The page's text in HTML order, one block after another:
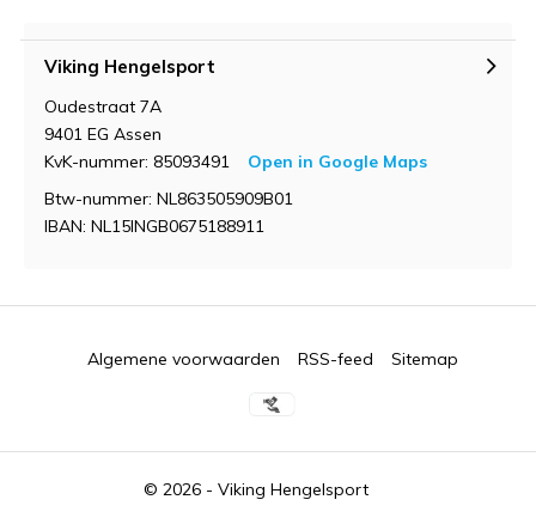
Viking Hengelsport
Oudestraat 7A
9401 EG Assen
KvK-nummer: 85093491
Open in Google Maps
Btw-nummer: NL863505909B01
IBAN: NL15INGB0675188911
© 2026 - Viking Hengelsport
Algemene voorwaarden RSS-feed Sitemap